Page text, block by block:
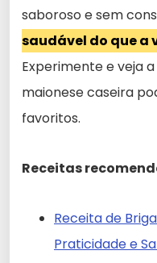
saboroso e sem
saudável do que a
Experimente e veja
maionese caseira
favoritos.
Receitas
Receita de
Praticidade e